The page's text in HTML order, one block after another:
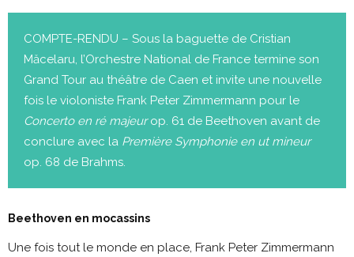
COMPTE-RENDU – Sous la baguette de Cristian
Măcelaru, l’Orchestre National de France termine son
Grand Tour au théâtre de Caen et invite une nouvelle
fois le violoniste Frank Peter Zimmermann pour le
Concerto en ré majeurop. 61 de Beethoven avant de
conclure avec la Première Symphonie en ut mineur
op. 68 de Brahms.
Beethoven en mocassins
Une fois tout le monde en place, Frank Peter Zimmermann